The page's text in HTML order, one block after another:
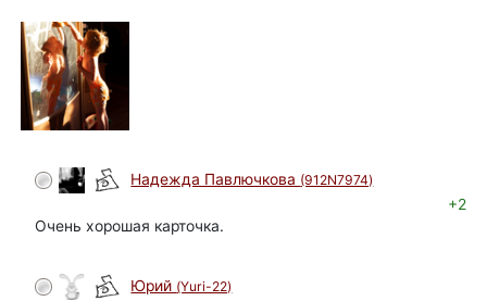
Надежда Павлючкова (912N7974)
+2
Очень хорошая карточка.
Юрий (Yuri-22)